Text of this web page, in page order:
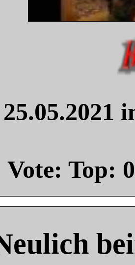
Vote: Top: 0